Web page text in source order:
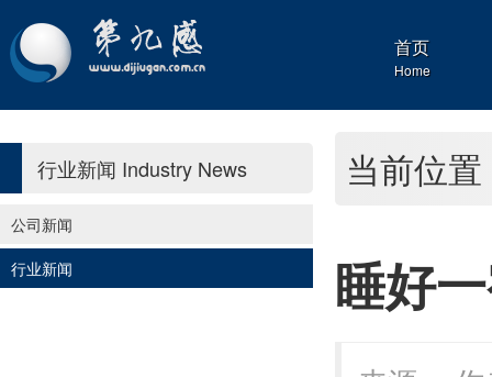
首页
Home
行业新闻 Industry News
公司新闻
行业新闻
当前位
睡好